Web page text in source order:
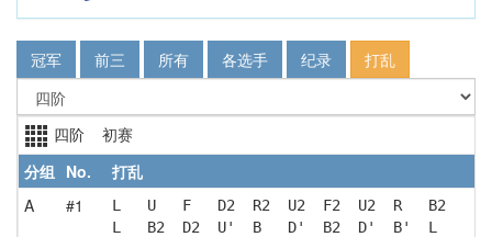
冠军 前三 所有 各选手 纪录 打乱
四阶 初赛
分组 No.
打乱
A
#1
L   U   F   D2  R2  U2  F2  U2  R   B2
L   B2  D2  U'  B   D'  B2  D'  B'  L